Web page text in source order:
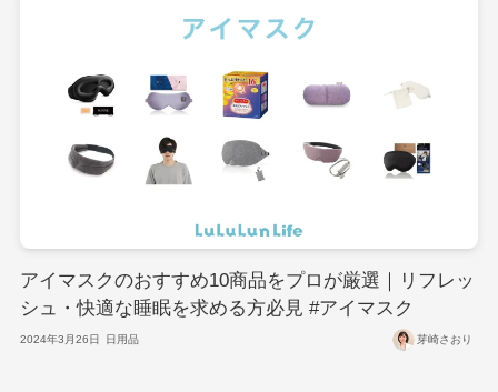
アイマスクのおすすめ10商品をプロが厳選｜リフレッ
シュ・快適な睡眠を求める方必見 #アイマスク
2024年3月26日 日用品 芽崎さおり